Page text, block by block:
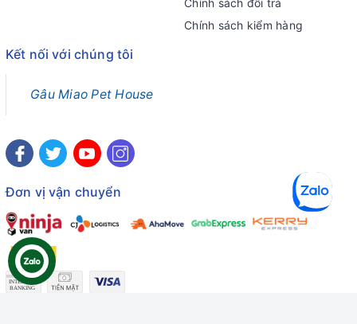
Chính sách đổi trả
Chính sách kiểm hàng
Kết nối với chúng tôi
Gâu Miao Pet House
Đơn vị vận chuyển